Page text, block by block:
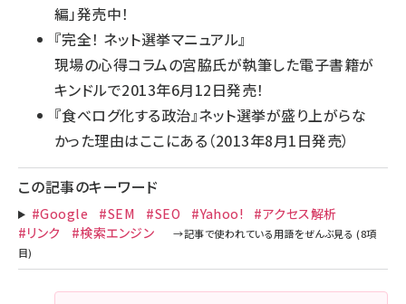
編」発売中！
『完全！ ネット選挙マニュアル』
現場の心得コラムの宮脇氏が執筆した電子書籍が
キンドルで2013年6月12日発売！
『食べログ化する政治』ネット選挙が盛り上がらな
かった理由はここにある（2013年8月1日発売）
この記事のキーワード
#Google #SEM #SEO #Yahoo!
#アクセス解析
#リンク
#検索エンジン